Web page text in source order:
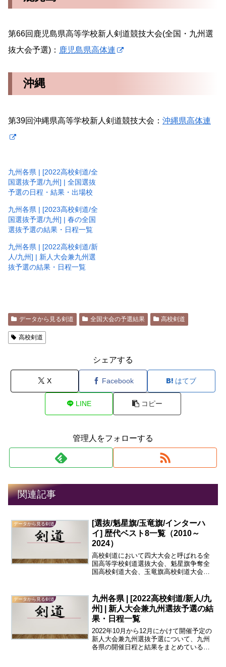
第66回鹿児島県高等学校新人剣道競技大会(全国・九州選
抜大会予選)： 鹿児島県高体連
沖縄
第39回沖縄県高等学校新人剣道競技大会： 沖縄県高体連
九州各県 | [2022高校剣道/全
国選抜予選/九州] | 全国選抜
予選の日程・結果・出場校
九州各県 | [2023高校剣道/全
国選抜予選/九州] | 春の全国
選抜予選の結果・日程一覧
九州各県 | [2022高校剣道/新
人/九州] | 新人大会兼九州選
抜予選の結果・日程一覧
データから見る剣道 全国大会の予選結果 高校剣道
高校剣道
シェアする
X Facebook はてブ
LINE コピー
管理人をフォローする
関連記事
データから見る剣道
[選抜/魁星旗/玉竜旗/インターハ
イ] 歴代ベスト8一覧（2010～
2024）
高校剣道において四大大会と呼ばれる全
国高等学校剣道選抜大会、魁星旗争奪全
国高校剣道大会、玉竜旗高校剣道大会、
スト8入賞校をまとめました。以下の表中
では、それぞれの大...
データから見る剣道
九州各県 | [2022高校剣道/新人/九
州] | 新人大会兼九州選抜予選の結
果・日程一覧
2022年10月から12月にかけて開催予定の
新人大会兼九州選抜予選について、九州
各県の開催日程と結果をまとめている。